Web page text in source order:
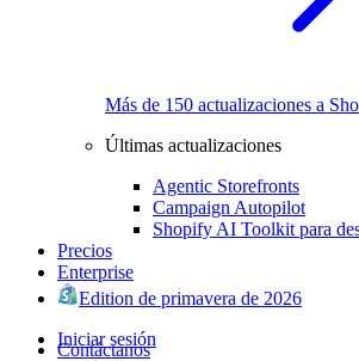
Más de 150 actualizaciones a
Últimas actualizaciones
Agentic Storefronts
Campaign Autopilot
Shopify AI Toolkit para
Precios
Enterprise
Edition de primavera de 2026
Iniciar sesión
Contáctanos